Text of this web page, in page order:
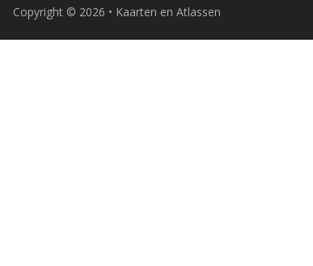
Copyright © 2026 • Kaarten en Atlassen